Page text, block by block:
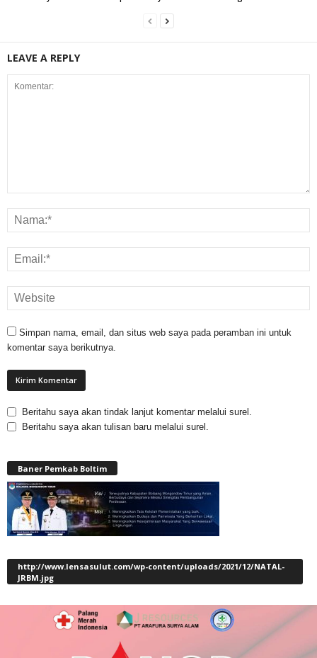
LEAVE A REPLY
Simpan nama, email, dan situs web saya pada peramban ini untuk
komentar saya berikutnya.
Beritahu saya akan tindak lanjut komentar melalui surel.
Beritahu saya akan tulisan baru melalui surel.
Baner Pemkab Boltim
http://www.lensasulut.com/wp-content/uploads/2021/12/NATAL-
JRBM.jpg